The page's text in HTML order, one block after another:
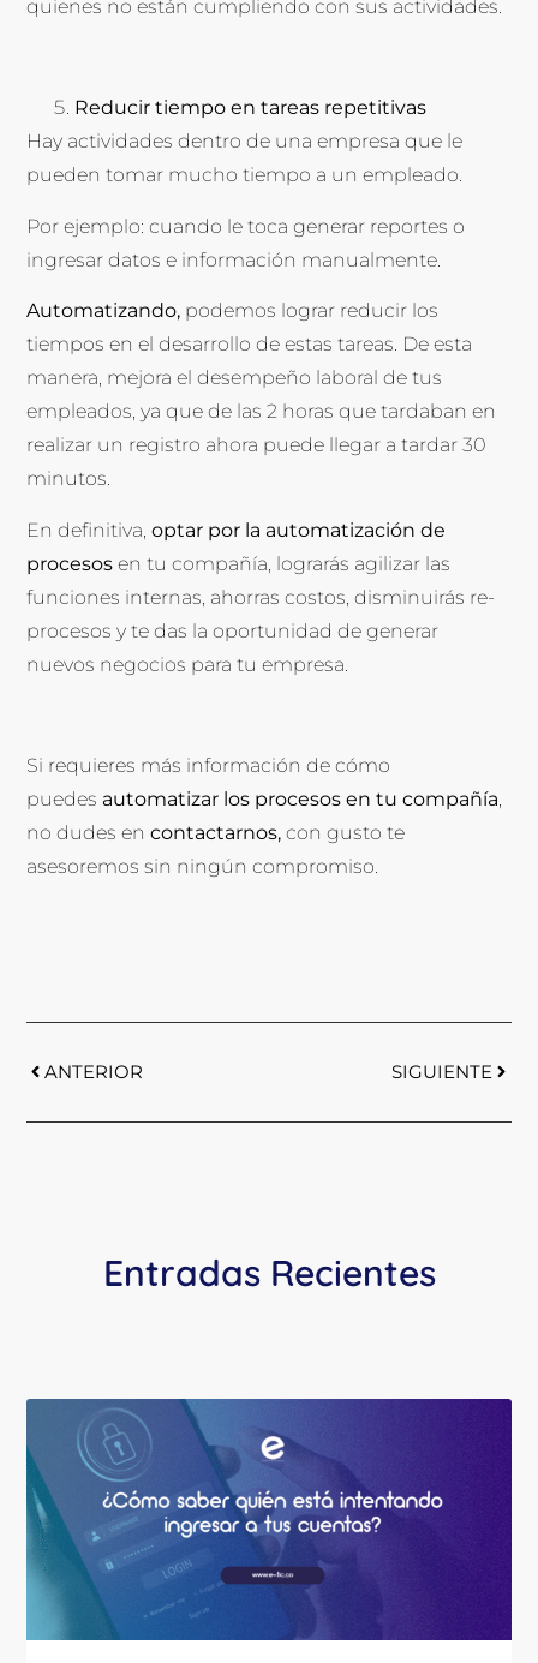
quienes no están cumpliendo con sus actividades.
Reducir tiempo en tareas repetitivas
Hay actividades dentro de una empresa que le
pueden tomar mucho tiempo a un empleado.
Por ejemplo: cuando le toca generar reportes o
ingresar datos e información manualmente.
Automatizando, podemos lograr reducir los
tiempos en el desarrollo de estas tareas. De esta
manera, mejora el desempeño laboral de tus
empleados, ya que de las 2 horas que tardaban en
realizar un registro ahora puede llegar a tardar 30
minutos.
En definitiva,optar por la automatización de
procesos en tu compañía, lograrás agilizar las
funciones internas, ahorras costos, disminuirás re-
procesos y te das la oportunidad de generar
nuevos negocios para tu empresa.
Si requieres más información de cómo
puedes automatizar los procesos en tu compañía,
no dudes encontactarnos, con gusto te
asesoremos sin ningún compromiso.
ANTERIOR SIGUIENTE
Entradas Recientes